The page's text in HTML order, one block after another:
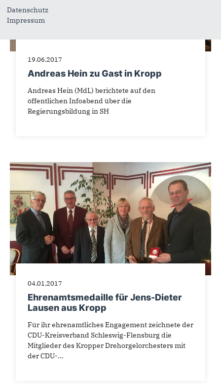
19.06.2017
Andreas Hein zu Gast in Kropp
Andreas Hein (MdL) berichtete auf den
öffentlichen Infoabend über die
Regierungsbildung in SH
04.01.2017
Ehrenamtsmedaille für Jens-Dieter
Lausen aus Kropp
Für ihr ehrenamtliches Engagement zeichnete der
CDU-Kreisverband Schleswig-Flensburg die
Mitglieder des Kropper Drehorgelorchesters mit
der CDU-...
Datenschutz
Impressum